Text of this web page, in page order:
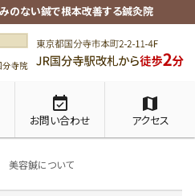
のない鍼で根本改善する鍼灸院
event_available
お問い合わせ
map
アクセス
美容鍼について